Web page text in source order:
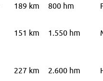
189 km 800 hm
151 km 1.550 hm
227 km 2.600 hm